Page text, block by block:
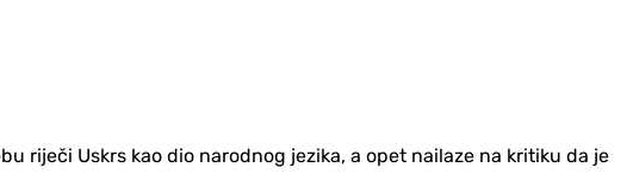
riječi Uskrs kao dio narodnog jezika, a opet nailaze na kritiku da je